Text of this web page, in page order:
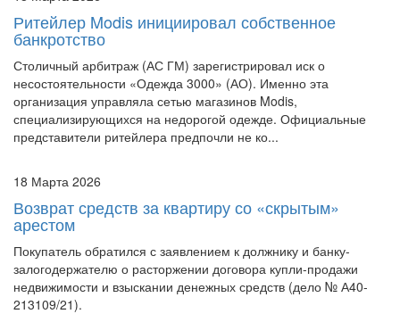
Ритейлер Modis инициировал собственное
банкротство
Столичный арбитраж (АС ГМ) зарегистрировал иск о
несостоятельности «Одежда 3000» (АО). Именно эта
организация управляла сетью магазинов Modis,
специализирующихся на недорогой одежде. Официальные
представители ритейлера предпочли не ко...
18 Марта 2026
Возврат средств за квартиру со «скрытым»
арестом
Покупатель обратился с заявлением к должнику и банку-
залогодержателю о расторжении договора купли-продажи
недвижимости и взыскании денежных средств (дело № А40-
213109/21).